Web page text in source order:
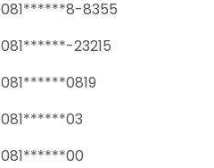
081******8-8355
081******-23215
081******0819
081******03
081******00